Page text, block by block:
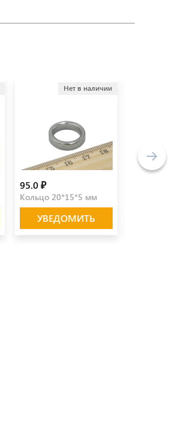
Нет в наличии
95.0 ₽
Кольцо 20*15*5 мм
УВЕДОМИТЬ